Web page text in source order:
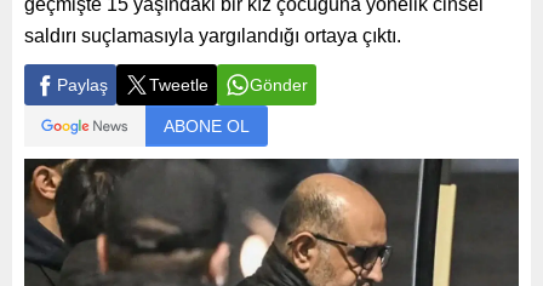
geçmişte 15 yaşındaki bir kız çocuğuna yönelik cinsel
saldırı suçlamasıyla yargılandığı ortaya çıktı.
Paylaş Tweetle Gönder
ABONE OL